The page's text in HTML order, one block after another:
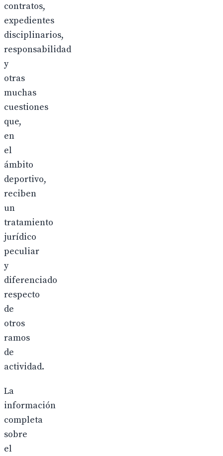
contratos,
expedientes
disciplinarios,
responsabilidad
y
otras
muchas
cuestiones
que,
en
el
ámbito
deportivo,
reciben
un
tratamiento
jurídico
peculiar
y
diferenciado
respecto
de
otros
ramos
de
actividad.
La
información
completa
sobre
el